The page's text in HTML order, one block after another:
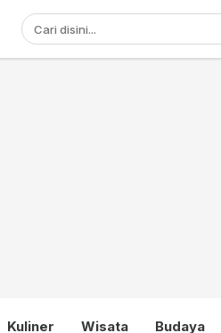
Kuliner Wisata Budaya